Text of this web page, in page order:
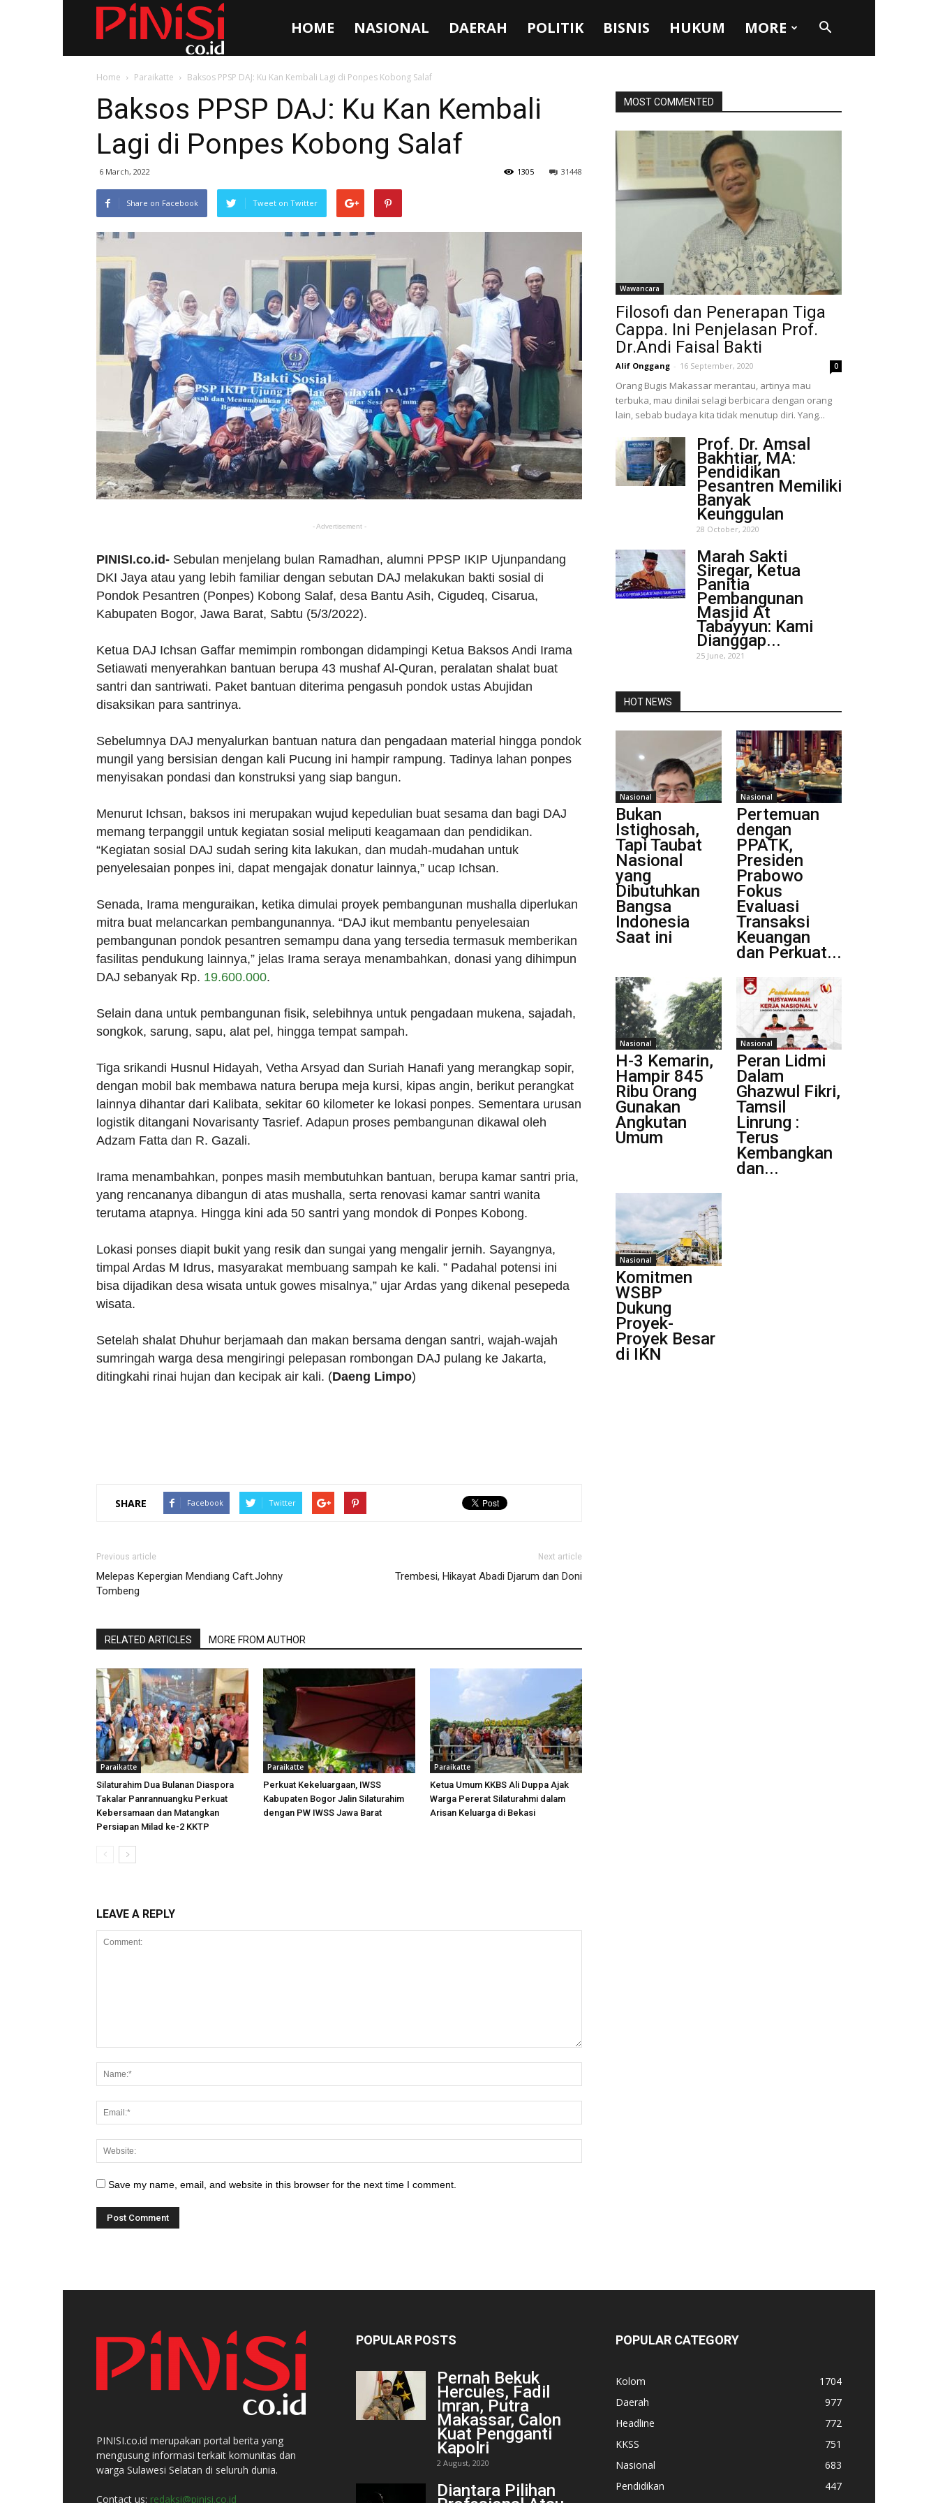
HOME NASIONAL DAERAH POLITIK BISNIS HUKUM MORE
Home Paraikatte Baksos PPSP DAJ: Ku Kan Kembali Lagi di Ponpes Kobong Salaf
Baksos PPSP DAJ: Ku Kan Kembali
Lagi di Ponpes Kobong Salaf
6 March, 2022 31448
1305
Share on Facebook Tweet on Twitter
- Advertisement -
PINISI.co.id- Sebulan menjelang bulan Ramadhan, alumni PPSP IKIP Ujunpandang
DKI Jaya atau yang lebih familiar dengan sebutan DAJ melakukan bakti sosial di
Pondok Pesantren (Ponpes) Kobong Salaf, desa Bantu Asih, Cigudeq, Cisarua,
Kabupaten Bogor, Jawa Barat, Sabtu (5/3/2022).
Ketua DAJ Ichsan Gaffar memimpin rombongan didampingi Ketua Baksos Andi Irama
Setiawati menyerahkan bantuan berupa 43 mushaf Al-Quran, peralatan shalat buat
santri dan santriwati. Paket bantuan diterima pengasuh pondok ustas Abujidan
disaksikan para santrinya.
Sebelumnya DAJ menyalurkan bantuan natura dan pengadaan material hingga pondok
mungil yang bersisian dengan kali Pucung ini hampir rampung. Tadinya lahan ponpes
menyisakan pondasi dan konstruksi yang siap bangun.
Menurut Ichsan, baksos ini merupakan wujud kepedulian buat sesama dan bagi DAJ
memang terpanggil untuk kegiatan sosial meliputi keagamaan dan pendidikan.
“Kegiatan sosial DAJ sudah sering kita lakukan, dan mudah-mudahan untuk
penyelesaian ponpes ini, dapat mengajak donatur lainnya,” ucap Ichsan.
Senada, Irama menguraikan, ketika dimulai proyek pembangunan mushalla diperlukan
mitra buat melancarkan pembangunannya. “DAJ ikut membantu penyelesaian
pembangunan pondok pesantren semampu dana yang tersedia termasuk memberikan
fasilitas pendukung lainnya,” jelas Irama seraya menambahkan, donasi yang dihimpun
DAJ sebanyak Rp. 19.600.000.
Selain dana untuk pembangunan fisik, selebihnya untuk pengadaan mukena, sajadah,
songkok, sarung, sapu, alat pel, hingga tempat sampah.
Tiga srikandi Husnul Hidayah, Vetha Arsyad dan Suriah Hanafi yang merangkap sopir,
dengan mobil bak membawa natura berupa meja kursi, kipas angin, berikut perangkat
lainnya dihantar dari Kalibata, sekitar 60 kilometer ke lokasi ponpes. Sementara urusan
logistik ditangani Novarisanty Tasrief. Adapun proses pembangunan dikawal oleh
Adzam Fatta dan R. Gazali.
Irama menambahkan, ponpes masih membutuhkan bantuan, berupa kamar santri pria,
yang rencananya dibangun di atas mushalla, serta renovasi kamar santri wanita
terutama atapnya. Hingga kini ada 50 santri yang mondok di Ponpes Kobong.
Lokasi ponses diapit bukit yang resik dan sungai yang mengalir jernih. Sayangnya,
timpal Ardas M Idrus, masyarakat membuang sampah ke kali. ” Padahal potensi ini
bisa dijadikan desa wisata untuk gowes misalnya,” ujar Ardas yang dikenal pesepeda
wisata.
Setelah shalat Dhuhur berjamaah dan makan bersama dengan santri, wajah-wajah
sumringah warga desa mengiringi pelepasan rombongan DAJ pulang ke Jakarta,
ditingkahi rinai hujan dan kecipak air kali. (Daeng Limpo)
SHARE Facebook Twitter
Previous article
Melepas Kepergian Mendiang Caft.Johny
Tombeng
Next article
Trembesi, Hikayat Abadi Djarum dan Doni
RELATED ARTICLES MORE FROM AUTHOR
Paraikatte
Silaturahim Dua Bulanan Diaspora
Takalar Panrannuangku Perkuat
Kebersamaan dan Matangkan
Persiapan Milad ke-2 KKTP
Paraikatte
Perkuat Kekeluargaan, IWSS
Kabupaten Bogor Jalin Silaturahim
dengan PW IWSS Jawa Barat
Paraikatte
Ketua Umum KKBS Ali Duppa Ajak
Warga Pererat Silaturahmi dalam
Arisan Keluarga di Bekasi
LEAVE A REPLY
Save my name, email, and website in this browser for the next time I comment.
MOST COMMENTED
Wawancara
Filosofi dan Penerapan Tiga
Cappa. Ini Penjelasan Prof.
Dr.Andi Faisal Bakti
Alif Onggang - 16 September, 2020 0
Orang Bugis Makassar merantau, artinya mau
terbuka, mau dinilai selagi berbicara dengan orang
lain, sebab budaya kita tidak menutup diri. Yang...
Prof. Dr. Amsal
Bakhtiar, MA:
Pendidikan
Pesantren Memiliki
Banyak
Keunggulan
28 October, 2020
Marah Sakti
Siregar, Ketua
Panitia
Pembangunan
Masjid At
Tabayyun: Kami
Dianggap...
25 June, 2021
HOT NEWS
Nasional
Bukan
Istighosah,
Tapi Taubat
Nasional
yang
Dibutuhkan
Bangsa
Indonesia
Saat ini
Nasional
Pertemuan
dengan
PPATK,
Presiden
Prabowo
Fokus
Evaluasi
Transaksi
Keuangan
dan Perkuat...
Nasional
H-3 Kemarin,
Hampir 845
Ribu Orang
Gunakan
Angkutan
Umum
Nasional
Peran Lidmi
Dalam
Ghazwul Fikri,
Tamsil
Linrung :
Terus
Kembangkan
dan...
Nasional
Komitmen
WSBP
Dukung
Proyek-
Proyek Besar
di IKN
PINISI.co.id merupakan portal berita yang
mengusung informasi terkait komunitas dan
warga Sulawesi Selatan di seluruh dunia.
Contact us: redaksi@pinisi.co.id
POPULAR POSTS
Pernah Bekuk
Hercules, Fadil
Imran, Putra
Makassar, Calon
Kuat Pengganti
Kapolri
2 August, 2020
Diantara Pilihan
POPULAR CATEGORY
Kolom
1704
Daerah
977
Headline
772
KKSS
751
Nasional
683
Pendidikan
447